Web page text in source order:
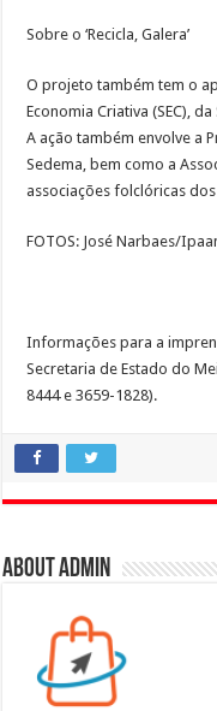
Sobre o ‘Recicla, Galera’
O projeto também tem o
Economia Criativa (SEC),
A ação também envolve a
Sedema, bem como a
associações folclóricas
FOTOS: José Narbaes/
Informações para a
Secretaria de Estado do
8444 e 3659-1828).
About admin